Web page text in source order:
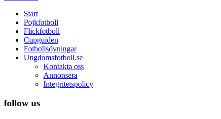
Start
Pojkfotboll
Flickfotboll
Cupguiden
Fotbollsövningar
Ungdomsfotboll.se
Kontakta oss
Annonsera
Integritetspolicy
follow us